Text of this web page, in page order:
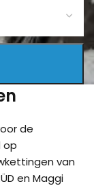
de
op
van
en Maggi